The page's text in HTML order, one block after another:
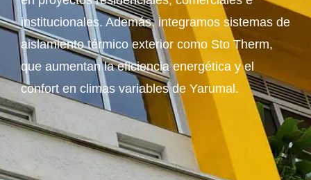
institucionales. Además, integramos sistemas de
aislamiento térmico exterior como Sto Therm,
que aumentan la eficiencia energética y el
confort en climas variables de Yarumal.